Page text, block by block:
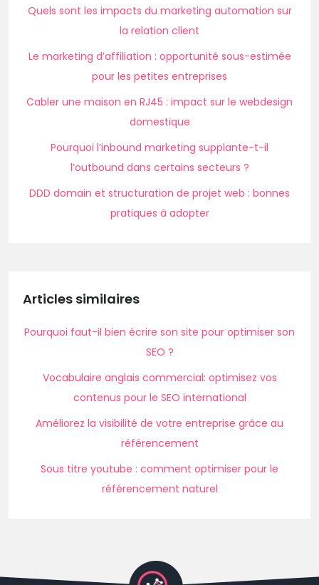
Quels sont les impacts du marketing automation sur
la relation client
Le marketing d’affiliation : opportunité sous-estimée
pour les petites entreprises
Cabler une maison en RJ45 : impact sur le webdesign
domestique
Pourquoi l’inbound marketing supplante-t-il
l’outbound dans certains secteurs ?
DDD domain et structuration de projet web : bonnes
pratiques à adopter
Articles similaires
Pourquoi faut-il bien écrire son site pour optimiser son
SEO ?
Vocabulaire anglais commercial: optimisez vos
contenus pour le SEO international
Améliorez la visibilité de votre entreprise grâce au
référencement
Sous titre youtube : comment optimiser pour le
référencement naturel